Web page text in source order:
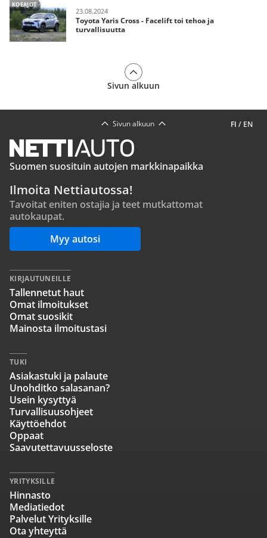
KOEAJOT
23.08.2024
Toyota Yaris Cross - Facelift toi tehoa ja
turvallisuutta
Sivun alkuun
FI / EN
Sivun alkuun
Suomen suosituin autojen markkinapaikka
Ilmoita Nettiautossa!
Tavoitat eniten ostajia ja teet mutkattomat
autokaupat.
Myy autosi
KIRJAUTUNEILLE
Tallennetut haut
Omat ilmoitukset
Omat suosikit
Mainosta ilmoitustasi
TUKI
Asiakastuki ja palaute
Unohditko salasanan?
Usein kysyttyä
Turvallisuusohjeet
Käyttöehdot
Oppaat
Saavutettavuusseloste
YRITYKSILLE
Hinnasto
Mediatiedot
Palvelut Yrityksille
Ota yhteyttä